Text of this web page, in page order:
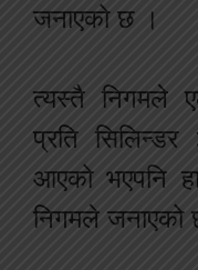
जनाएको छ ।
त्यस्तै निगमले
प्रति
आएको भएपनि
निगमले जनाएको